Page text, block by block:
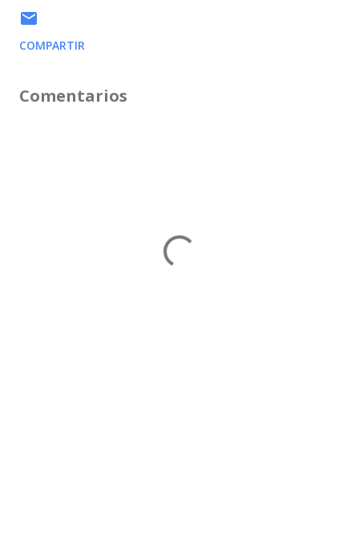
COMPARTIR
Comentarios